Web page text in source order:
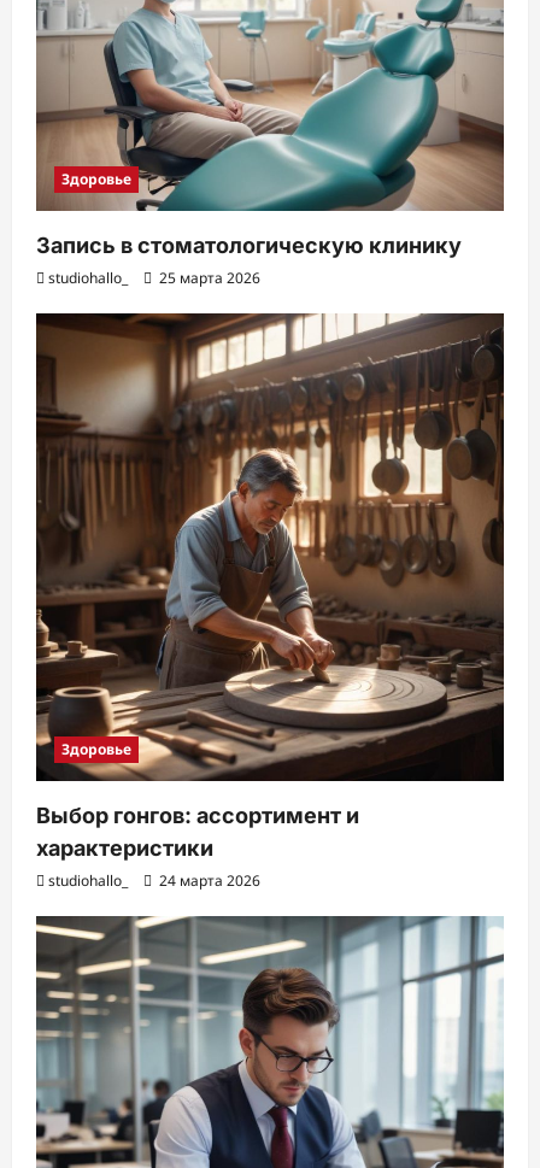
Здоровье
Запись в стоматологическую клинику
studiohallo_ 25 марта 2026
Здоровье
Выбор гонгов: ассортимент и
характеристики
studiohallo_ 24 марта 2026